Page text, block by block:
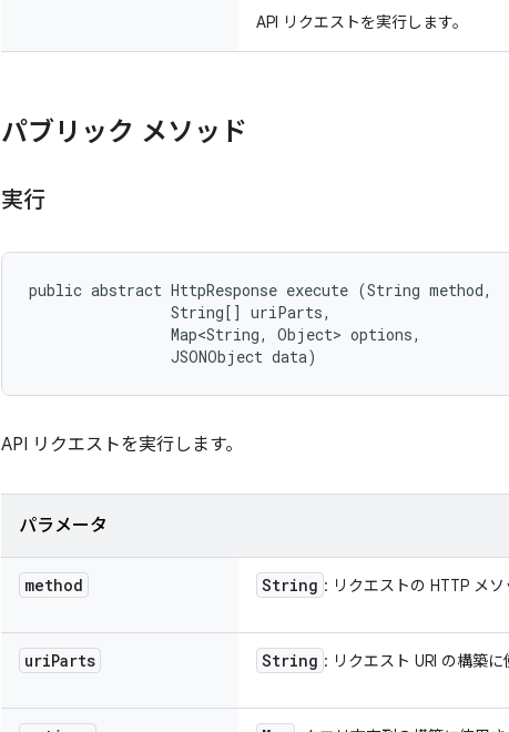
API リクエストを実行します。
パブリック メソッド
実行
public abstract HttpResponse execute (String method,
                String[] uriParts,
                Map<String, Object> options,
                JSONObject data)
API リクエストを実行します。
パラメータ
method String : リクエストの HTTP メソ
uriParts String : リクエスト URI の構築に